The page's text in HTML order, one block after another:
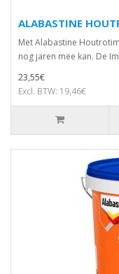
ALABASTINE
Met Alabastine
nog jaren mee kan. De
23,55€
Excl. BTW: 19,46€